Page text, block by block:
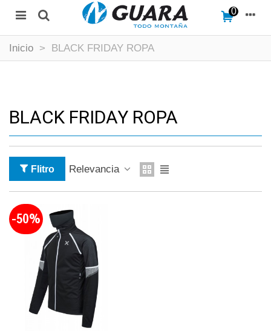
0
Inicio > BLACK FRIDAY ROPA
BLACK FRIDAY ROPA
Flitro Relevancia
-50%